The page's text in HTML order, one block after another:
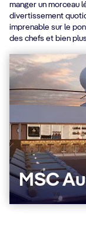
manger un morceau
divertissement
imprenable sur le
des chefs et bien
MSC